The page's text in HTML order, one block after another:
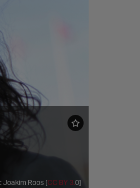
Joakim Roos [CC BY 3.0]